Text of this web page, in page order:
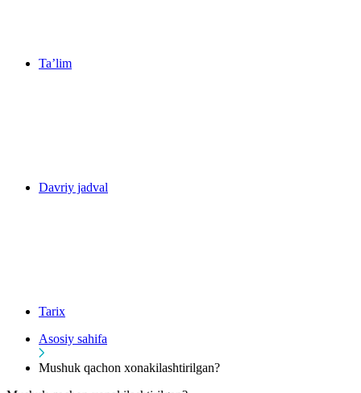
Ta’lim
Davriy jadval
Tarix
Asosiy sahifa
Mushuk qachon xonakilashtirilgan?